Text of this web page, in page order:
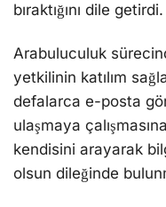
bıraktığını dile getirdi.
Arabuluculuk
yetkilinin katılım
defalarca e-posta
ulaşmaya
kendisini arayarak
olsun dileğinde